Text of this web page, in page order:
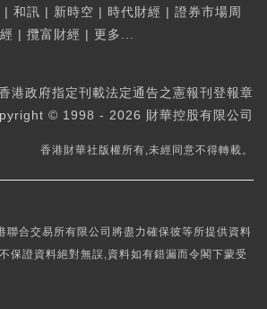
| 和訊 | 新時空 | 時代財經 | 證券市場周
| 攬富財經 | 更多...
港政府指定刊載法定通告之憲報刊登報章
© 1998 - 2026 財華控股有限公司
香港財華社版權所有,未經同意不得轉載。
聯合交易所有限公司將盡力確保彼等所提供資料
保證資料絕對無誤,資料如有錯漏而令閣下蒙受